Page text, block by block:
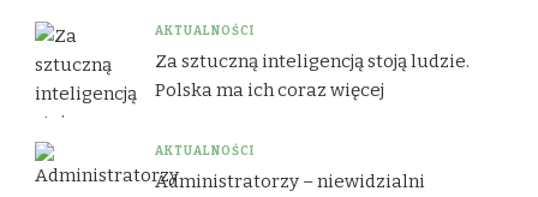
AKTUALNOŚCI
Za sztuczną inteligencją stoją ludzie.
Polska ma ich coraz więcej
AKTUALNOŚCI
Administratorzy – niewidzialni